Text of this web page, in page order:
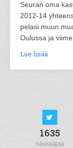
Seuran oma
2012-14
pelasi muun
Oulussa ja
Lue lisää
1635
seuraajaa